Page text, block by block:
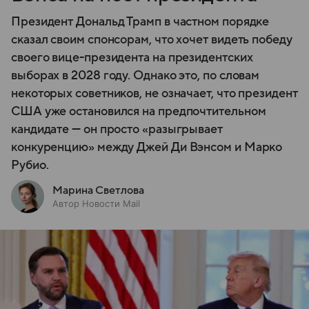
Президент Дональд Трамп в частном порядке
сказал своим спонсорам, что хочет видеть победу
своего вице-президента на президентских
выборах в 2028 году. Однако это, по словам
некоторых советников, не означает, что президент
США уже остановился на предпочтительном
кандидате — он просто «разыгрывает
конкуренцию» между Джей Ди Вэнсом и Марко
Рубио.
Марина Светлова
Автор Новости Mail